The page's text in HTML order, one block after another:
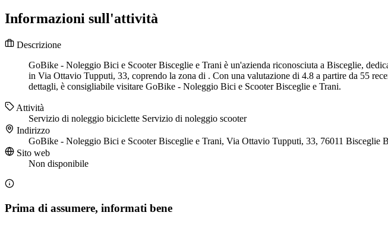
Informazioni sull'attività
Descrizione
GoBike - Noleggio Bici e Scooter Bisceglie e Trani è un'azienda riconosciuta a Bisceglie,
in Via Ottavio Tupputi, 33, coprendo la zona di . Con una valutazione di 4.8 a partire da 55
dettagli, è consigliabile visitare GoBike - Noleggio Bici e Scooter Bisceglie e Trani.
Attività
Servizio di noleggio biciclette Servizio di noleggio scooter
Indirizzo
GoBike - Noleggio Bici e Scooter Bisceglie e Trani, Via Ottavio Tupputi, 33, 76011 Bisceglie
Sito web
Non disponibile
Prima di assumere, informati bene